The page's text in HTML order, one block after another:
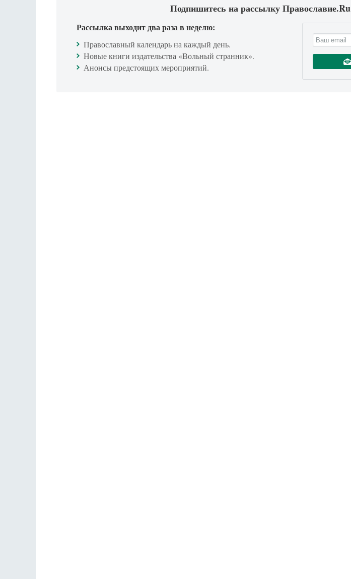
Подпишитесь на рассылку Православие.Ru
Рассылка выходит два раза в неделю:
Православный календарь на каждый день.
Новые книги издательства «Вольный странник».
Анонсы предстоящих мероприятий.